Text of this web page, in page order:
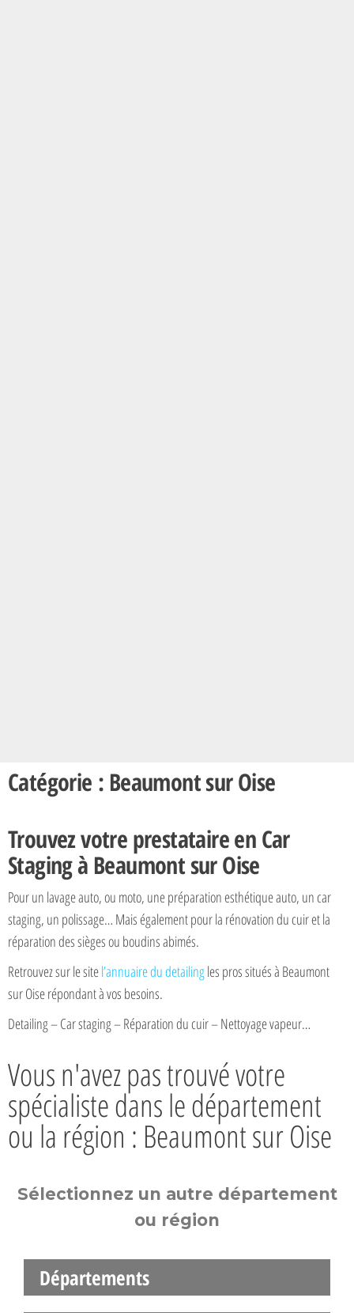
Catégorie : Beaumont sur Oise
Trouvez votre prestataire en Car
Staging à Beaumont sur Oise
Pour un lavage auto, ou moto, une préparation esthétique auto, un car
staging, un polissage… Mais également pour la rénovation du cuir et la
réparation des sièges ou boudins abimés.
Retrouvez sur le sitel’annuaire du detailingles pros situés à Beaumont
sur Oise répondant à vos besoins.
Detailing – Car staging – Réparation du cuir – Nettoyage vapeur…
Vous n'avez pas trouvé votre
spécialiste dans le département
ou la région : Beaumont sur Oise
Sélectionnez un autre département
ou région
Départements